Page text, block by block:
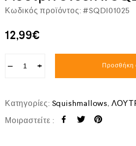
Κωδικός προϊόντος: #SQDI01025
12,99€
− + Προσθήκη
Κατηγορίες: Squishmallows,
Μοιραστείτε :